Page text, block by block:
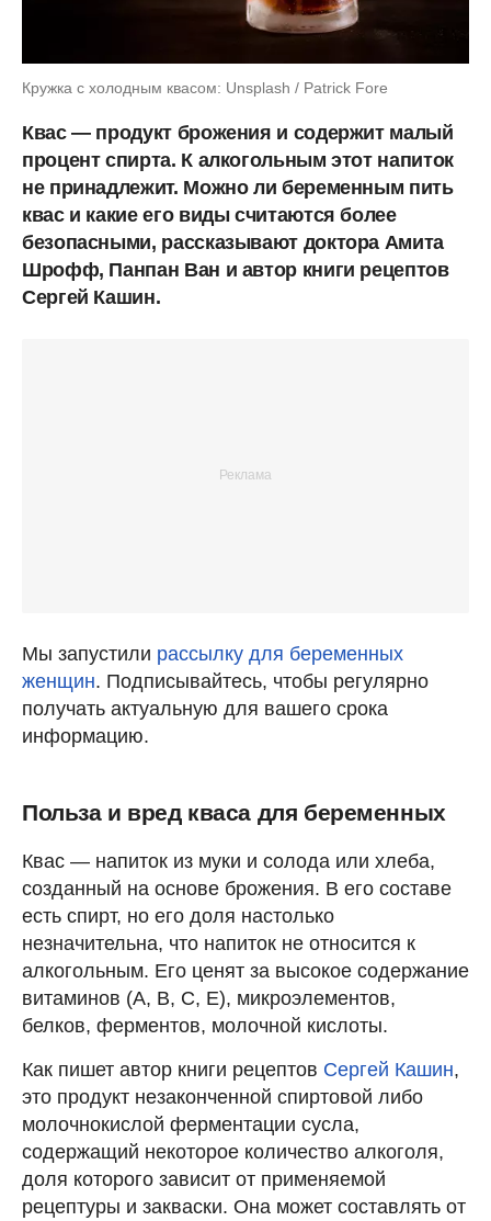
Кружка с холодным квасом: Unsplash / Patrick Fore
Квас — продукт брожения и содержит малый
процент спирта. К алкогольным этот напиток
не принадлежит. Можно ли беременным пить
квас и какие его виды считаются более
безопасными, рассказывают доктора Амита
Шрофф, Панпан Ван и автор книги рецептов
Сергей Кашин.
Мы запустили рассылку для беременных
женщин. Подписывайтесь, чтобы регулярно
получать актуальную для вашего срока
информацию.
Польза и вред кваса для беременных
Квас — напиток из муки и солода или хлеба,
созданный на основе брожения. В его составе
есть спирт, но его доля настолько
незначительна, что напиток не относится к
алкогольным. Его ценят за высокое содержание
витаминов (А, В, С, Е), микроэлементов,
белков, ферментов, молочной кислоты.
Как пишет автор книги рецептов Сергей Кашин,
это продукт незаконченной спиртовой либо
молочнокислой ферментации сусла,
содержащий некоторое количество алкоголя,
доля которого зависит от применяемой
рецептуры и закваски. Она может составлять от